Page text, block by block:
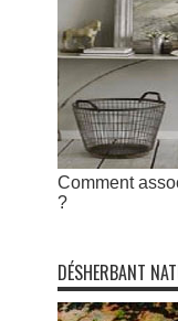
Comment
?
DÉSHERBANT